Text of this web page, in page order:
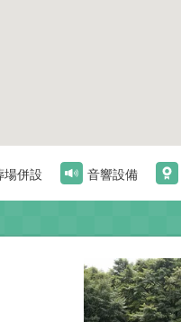
場併設 音響設備